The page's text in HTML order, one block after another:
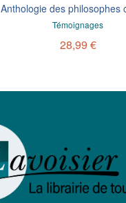
Anthologie des philosophes
Témoignages
28,99 €